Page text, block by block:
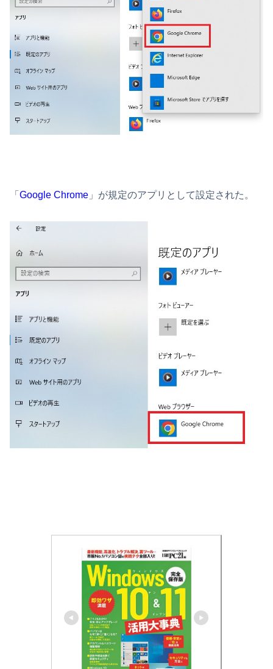
「 Google Chrome 」が規定のアプリとして設定された。